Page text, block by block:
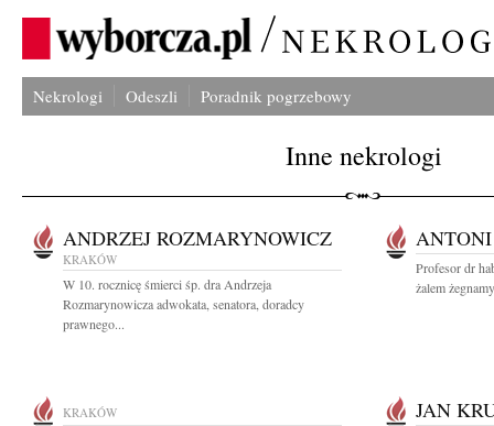
Nekrologi Odeszli Poradnik pogrzebowy
Inne nekrologi
ANDRZEJ ROZMARYNOWICZ
KRAKÓW
W 10. rocznicę śmierci śp. dra Andrzeja
Rozmarynowicza adwokata, senatora, doradcy
prawnego...
Profesor dr
żalem
KRAKÓW JAN